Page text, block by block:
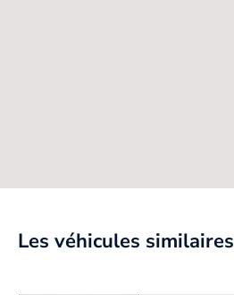
Les véhicules similaires